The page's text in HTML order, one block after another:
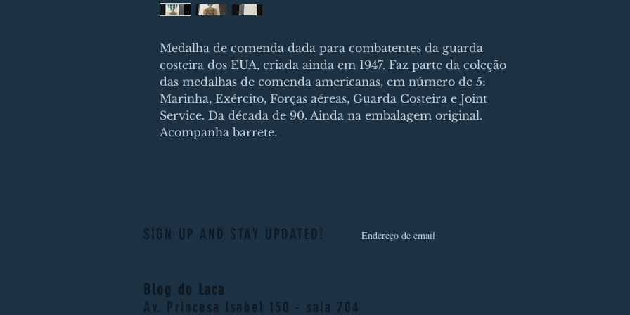
Medalha de comenda dada para combatentes da guarda
costeira dos EUA, criada ainda em 1947. Faz parte da coleção
das medalhas de comenda americanas, em número de 5:
Marinha, Exército, Forças aéreas, Guarda Costeira e Joint
Service. Da década de 90. Ainda na embalagem original.
Acompanha barrete.
SIGN UP AND STAY UPDATED!
Blog do Laca
Av. Princesa Isabel 150 - sala 704